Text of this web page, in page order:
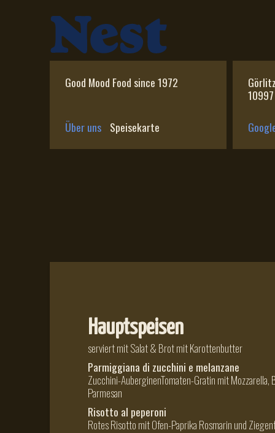
Good Mood Food since 1972
Über uns Speisekarte
Hauptspeisen
serviert mit Salat & Brot mit Karottenbutter
Parmiggiana di zucchini e melanzane
Zucchini-AuberginenTomaten-Gratin mit Mozzarella,
Parmesan
Risotto al peperoni
Rotes Risotto mit Ofen-Paprika Rosmarin und